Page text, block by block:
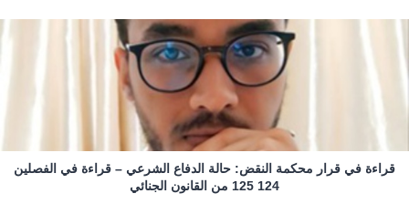
قراءة في قرار محكمة النقض: حالة الدفاع الشرعي – قراءة في الفصلين
124 125 من القانون الجنائي